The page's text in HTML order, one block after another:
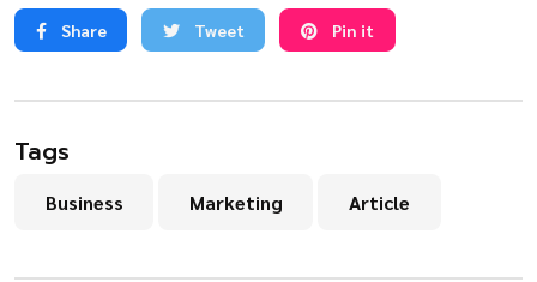
Share Tweet Pin it
Tags
Business Marketing Article